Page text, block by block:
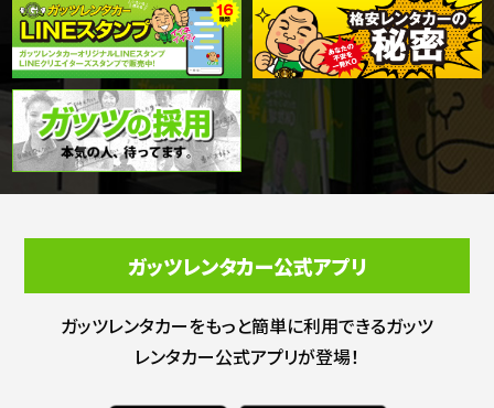
ガッツレンタカー公式アプリ
ガッツレンタカーをもっと簡単に利用できるガッツ
レンタカー公式アプリが登場！